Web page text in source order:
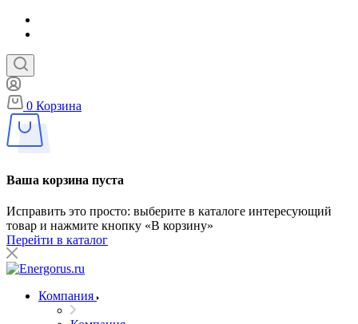
0 Корзина
Ваша корзина пуста
Исправить это просто: выберите в каталоге интересующий
товар и нажмите кнопку «В корзину»
Перейти в каталог
Компания